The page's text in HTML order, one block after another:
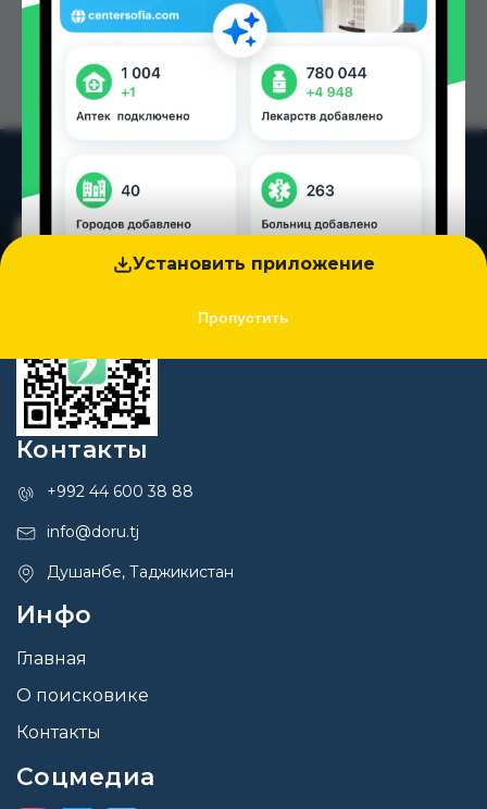
Установить приложение
Пропустить
Контакты
+992 44 600 38 88
info@doru.tj
Душанбе, Таджикистан
Инфо
Главная
О поисковике
Контакты
Соцмедиа